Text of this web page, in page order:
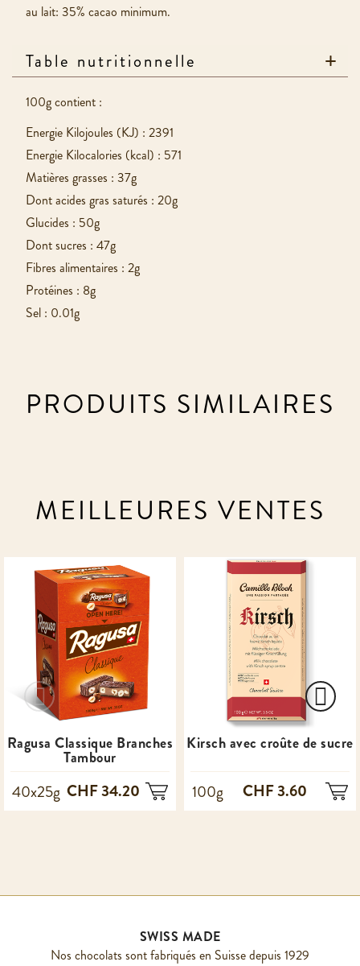
au lait: 35% cacao minimum.
Table nutritionnelle
100g contient :
Energie Kilojoules (KJ) : 2391
Energie Kilocalories (kcal) : 571
Matières grasses : 37g
Dont acides gras saturés : 20g
Glucides : 50g
Dont sucres : 47g
Fibres alimentaires : 2g
Protéines : 8g
Sel : 0.01g
PRODUITS SIMILAIRES
MEILLEURES VENTES
Ragusa Classique Branches
Tambour
40x25g CHF 34.20
Kirsch avec croûte de sucre
100g CHF 3.60
SWISS MADE
Nos chocolats sont fabriqués en Suisse depuis 1929